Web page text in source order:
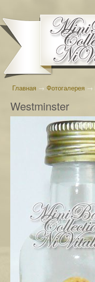
Главная → Фотогалерея →
Westminster